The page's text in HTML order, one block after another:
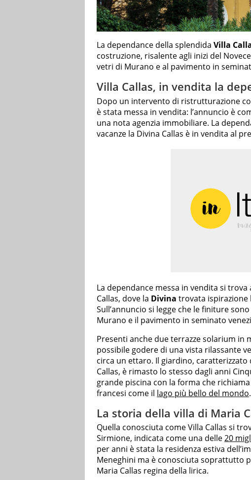
La dependance della splendida Villa
costruzione, risalente agli inizi del
vetri di Murano e al pavimento in
Villa Callas, in vendita la
Dopo un intervento di ristrutturazione
è stata messa in vendita: l’annuncio è
una nota agenzia immobiliare. La
vacanze la Divina Callas è in vendita al
La dependance messa in vendita si
Callas, dove la Divina trovata ispirazione
Sull’annuncio si legge che le finiture
Murano e il pavimento in seminato
Presenti anche due terrazze solarium in
possibile godere di una vista rilassante
circa un ettaro. Il giardino, caratterizzato
Callas, è rimasto lo stesso dagli anni
grande piscina con la forma che
francesi come il lago più bello del mondo.
La storia della villa di Maria
Quella conosciuta come Villa Callas si
Sirmione, indicata come una delle20
per anni è stata la residenza estiva
Meneghini ma è conosciuta soprattutto
Maria Callas regina della lirica.